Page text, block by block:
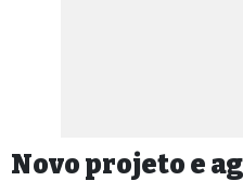
Novo projeto e